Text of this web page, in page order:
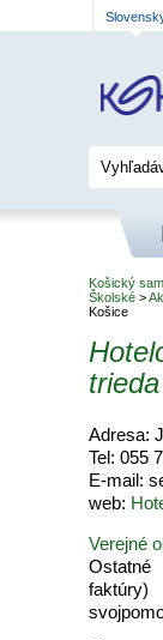
Košický
Školské >
Košice
Adresa:
Tel: 055
E-mail:
web:
Verejné
Ostatné